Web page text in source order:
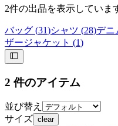
2件の出品を表示していま
バッグ (31)シャツ (28)デニ
ザージャケット (1)
2 件のアイテム
並び替え
サイズ clear